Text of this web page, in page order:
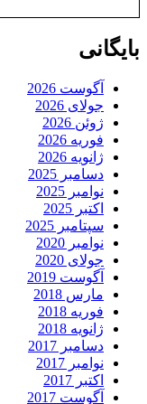
بایگانی
آگوست 2026
جولای 2026
ژوئن 2026
فوریه 2026
ژانویه 2026
دسامبر 2025
نوامبر 2025
اکتبر 2025
سپتامبر 2025
نوامبر 2020
جولای 2020
آگوست 2019
مارس 2018
فوریه 2018
ژانویه 2018
دسامبر 2017
نوامبر 2017
اکتبر 2017
آگوست 2017